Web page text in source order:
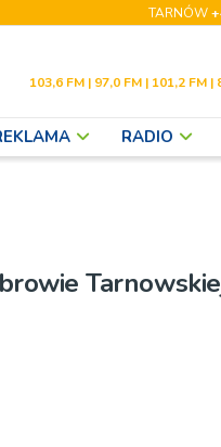
TARNÓW
103,6 FM | 97,0 FM | 101,2 FM |
RADIO